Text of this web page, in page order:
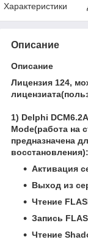
Характеристики
Описание
Описание
Лицензия 124,
1) Delphi
Mode(работа на
предназначена
восстановления):
Активация
Выход из
Чтение
Запись
Чтение